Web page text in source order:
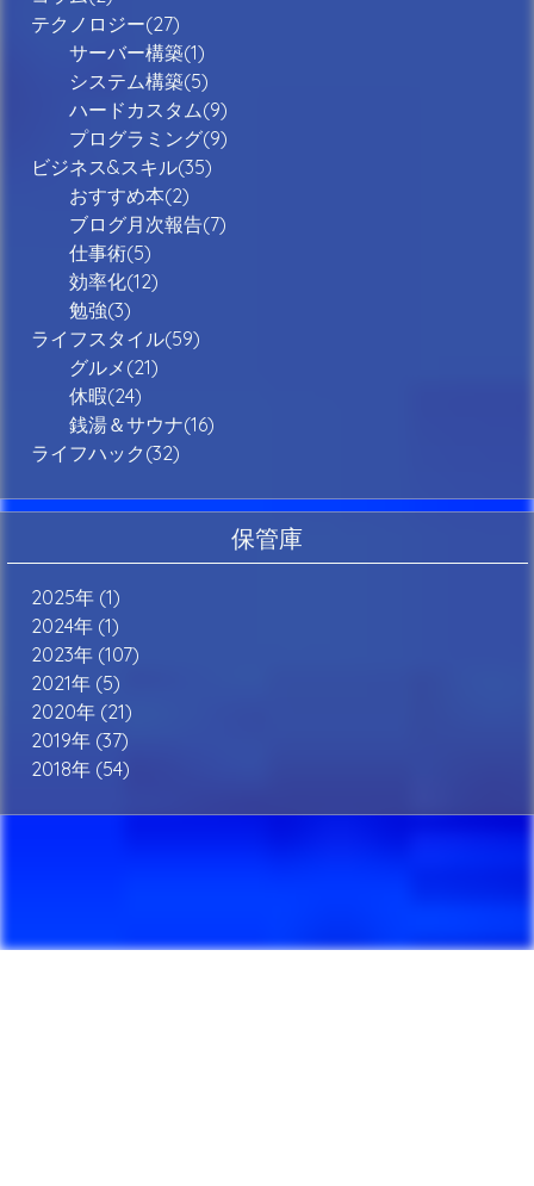
テクノロジー(27)
サーバー構築(1)
システム構築(5)
ハードカスタム(9)
プログラミング(9)
ビジネス&スキル(35)
おすすめ本(2)
ブログ月次報告(7)
仕事術(5)
効率化(12)
勉強(3)
ライフスタイル(59)
グルメ(21)
休暇(24)
銭湯＆サウナ(16)
ライフハック(32)
保管庫
2025年 (1)
2024年 (1)
2023年 (107)
2021年 (5)
2020年 (21)
2019年 (37)
2018年 (54)